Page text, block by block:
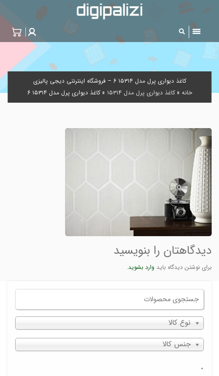
کاغذ دیواری پرل مدل ۱۵۳۱۴ 6 – فروشگاه اینترنتی دیجی پالیزی
خانه »کاغذ دیواری پرل مدل ۱۵۳۱۴ »کاغذ دیواری پرل مدل ۱۵۳۱۴ 6
دیدگاهتان را بنویسید
برای نوشتن دیدگاه باید وارد بشوید.
نوع کالا
جنس کالا
.